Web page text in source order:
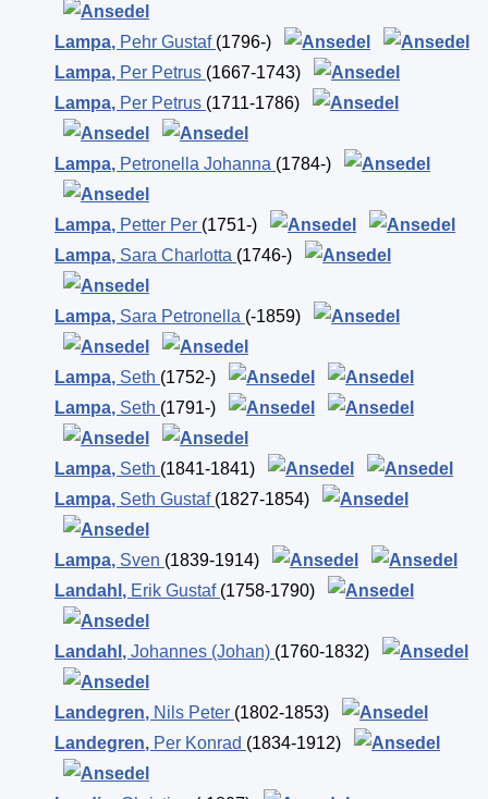
Lampa, Pehr Gustaf (1796-)
Lampa, Per Petrus (1667-1743)
Lampa, Per Petrus (1711-1786)
Lampa, Petronella Johanna (1784-)
Lampa, Petter Per (1751-)
Lampa, Sara Charlotta (1746-)
Lampa, Sara Petronella (-1859)
Lampa, Seth (1752-)
Lampa, Seth (1791-)
Lampa, Seth (1841-1841)
Lampa, Seth Gustaf (1827-1854)
Lampa, Sven (1839-1914)
Landahl , Erik Gustaf (1758-1790)
Landahl , Johannes (Johan) (1760-1832)
Landegren, Nils Peter (1802-1853)
Landegren, Per Konrad (1834-1912)